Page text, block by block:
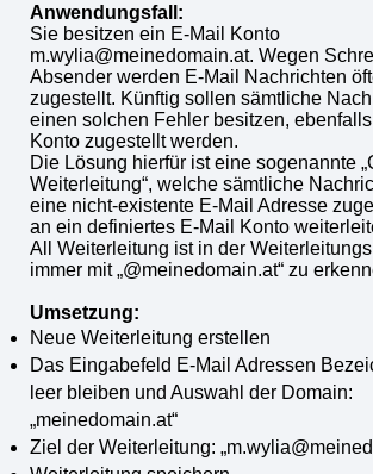
Anwendungsfall:
Sie besitzen ein E-Mail Konto
m.wylia@meinedomain.at. Wegen
Absender werden E-Mail Nachrichten
zugestellt. Künftig sollen sämtliche
einen solchen Fehler besitzen, ebenfalls
Konto zugestellt werden.
Die Lösung hierfür ist eine sogenannte
Weiterleitung“, welche sämtliche
eine nicht-existente E-Mail Adresse
an ein definiertes E-Mail Konto
All Weiterleitung ist in der
immer mit „@meinedomain.at“ zu
Umsetzung:
Neue Weiterleitung erstellen
Das Eingabefeld E-Mail Adressen
leer bleiben und Auswahl der Domain:
„meinedomain.at“
Ziel der Weiterleitung: